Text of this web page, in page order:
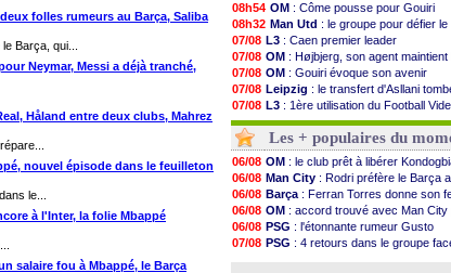
folles rumeurs au Barça, Saliba
Barça, qui...
Neymar, Messi a déjà tranché,
Håland entre deux clubs, Mahrez
nouvel épisode dans le feuilleton
le...
à l'Inter, la folie Mbappé
salaire fou à Mbappé, le Barça
08h54 OM : Côme pousse pour Gouiri
08h32 Man Utd : le groupe pour défier le
07/08 L3 : Caen premier leader
07/08 OM : Højbjerg, son agent
07/08 OM : Gouiri évoque son avenir
07/08 Leipzig : le transfert d'Asllani
07/08 L3 : 1ère utilisation du Football
07/08 OM: Benatia envoie une pique à
07/08
Villarreal: Al-Ahli veut Pape Gueye
07/08 Lyon: la dernière saison de
07/08 OM : un nouveau prétendant pour
07/08 Brest: un gardien norvégien en
07/08 OM: McCourt a versé 120 M€ en
07/08 PSG : 4 retours dans le groupe
07/08 Nice : Kevin Carlos va partir en Italie
07/08 L1: prison avec sursis requis
Les + populaires du
06/08 OM : le club prêt à libérer
06/08 Man City : Rodri préfère le Barça
06/08 Barça : Ferran Torres donne son
06/08 OM : accord trouvé avec Man City
06/08 PSG : l'étonnante rumeur Gusto
07/08 PSG : 4 retours dans le groupe